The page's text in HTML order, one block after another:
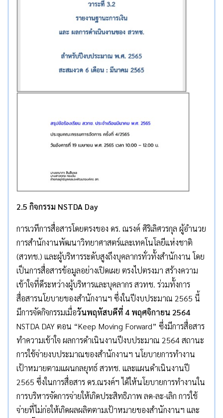
2.5 กิจกรรม NSTDA Day
การเวทีการสื่อสารโดยตรงของ ดร. ณรงค์ ศิริเลิศวรกุล ผู้อำนวย
การสำนักงานพัฒนาวิทยาศาสตร์และเทคโนโลยีแห่งชาติ
(สวทช.) และผู้บริหารระดับสูงถึงบุคลากรทั่วทั้งสำนักงาน โดย
เป็นการสื่อสารข้อมูลอย่างเปิดเผย ตรงไปตรงมา สร้างความ
เข้าใจที่ดีระหว่างผู้บริหารและบุคลากร สวทช. ร่วมทั้งการ
สื่อสารนโยบายของสำนักงานฯ ซึ่งในปีงบประมาณ 2565 นี้
มีการจัดกิจกรรมเมื่อวันพฤหัสบดีที่ 4 พฤศจิกายน 2564
NSTDA DAY ตอน “Keep Moving Forward” ซึ่งมีการสื่อสาร
ทำความเข้าใจ ผลการดำเนินงานปีงบประมาณ 2564 สถานะ
การใช้จ่ายงบประมาณของสำนักงานฯ นโยบายการทำงาน
เป้าหมายตามแผนกลยุทธ์ สวทช. และแผนดำเนินงานปี
2565 ซึ่งในการสื่อสาร ดร.ณรงค์ฯ ได้ให้นโยบายการทำงานใน
การบริหารจัดการจ่ายให้เกิดประสิทธิภาพ ลด-ละ-เลิก การใช้
จ่ายที่ไม่ก่อให้เกิดผลผลิตตามเป้าหมายของสำนักงานฯ และ